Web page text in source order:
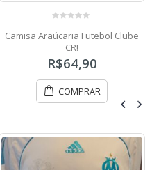
o
o
f
Camisa Araúcaria Futebol Clube
CR!
R$64,90
COMPRAR